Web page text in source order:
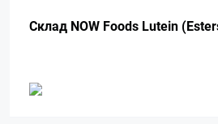
Склад NOW Foods Lutein